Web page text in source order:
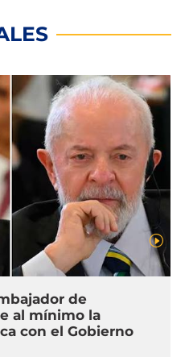
de
al mínimo la
con el Gobierno